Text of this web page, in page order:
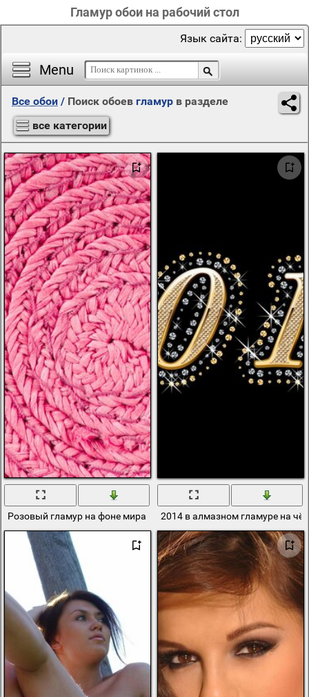
Гламур обои на рабочий стол
Menu
Язык сайта:
Все обои / Поиск обоев гламур в разделе
все категории
Розовый гламур на фоне мира 2014 в алмазном гламуре на